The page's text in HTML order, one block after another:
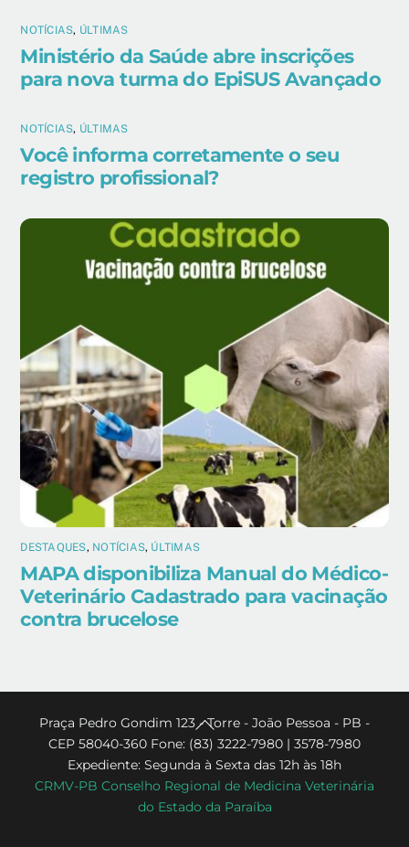
NOTÍCIAS, ÚLTIMAS
Ministério da Saúde abre inscrições
para nova turma do EpiSUS Avançado
NOTÍCIAS, ÚLTIMAS
Você informa corretamente o seu
registro profissional?
DESTAQUES, NOTÍCIAS, ÚLTIMAS
MAPA disponibiliza Manual do Médico-
Veterinário Cadastrado para vacinação
contra brucelose
Back
To
Top
Praça Pedro Gondim 123 - Torre - João Pessoa - PB -
CEP 58040-360 Fone: (83) 3222-7980 | 3578-7980
Expediente: Segunda à Sexta das 12h às 18h
CRMV-PB Conselho Regional de Medicina Veterinária
do Estado da Paraíba